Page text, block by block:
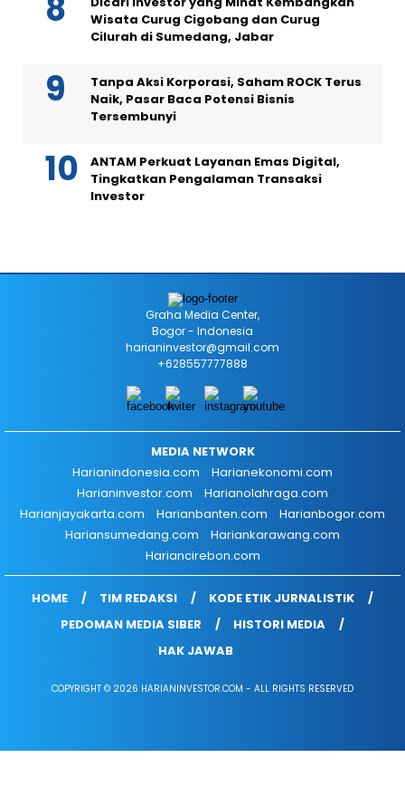
Wisata Curug Cigobang dan Curug
Cilurah di Sumedang, Jabar
Tanpa Aksi Korporasi, Saham ROCK Terus
Naik, Pasar Baca Potensi Bisnis
Tersembunyi
ANTAM Perkuat Layanan Emas Digital,
Tingkatkan Pengalaman Transaksi
Investor
Graha Media Center,
Bogor - Indonesia
harianinvestor@gmail.com
+628557777888
MEDIA NETWORK
Harianindonesia.com
Harianekonomi.com
Harianinvestor.com
Harianolahraga.com
Harianjayakarta.com
Harianbanten.com
Harianbogor.com
Hariansumedang.com
Hariankarawang.com
Hariancirebon.com
HOME TIM REDAKSI
KODE ETIK JURNALISTIK
PEDOMAN MEDIA SIBER
HISTORI MEDIA
HAK JAWAB
COPYRIGHT © 2026 HARIANINVESTOR.COM - ALL RIGHTS RESERVED